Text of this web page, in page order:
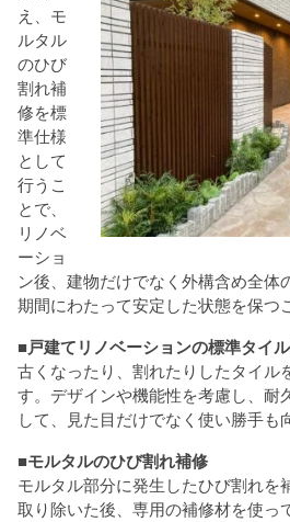
え、モ
ルタル
のひび
割れ補
修を標
準仕様
として
行うこ
とで、
リノベ
ーショ
ン後、建物だけでなく外構含め全体
期間にわたって安定した状態を保つ
■戸建てリノベーションの標準タイ
古くなったり、割れたりしたタイル
す。デザインや機能性を考慮し、耐
して、見た目だけでなく使い勝手も
■モルタルのひび割れ補修
モルタル部分に発生したひび割れを
取り除いた後、専用の補修材を使っ